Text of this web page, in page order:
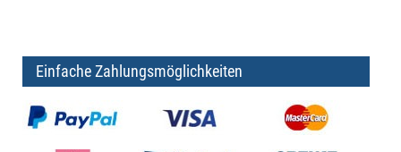
Einfache Zahlungsmöglichkeiten